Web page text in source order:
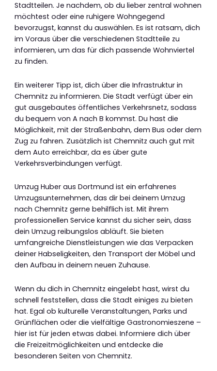
Stadtteilen. Je nachdem, ob du lieber zentral wohnen
möchtest oder eine ruhigere Wohngegend
bevorzugst, kannst du auswählen. Es ist ratsam, dich
im Voraus über die verschiedenen Stadtteile zu
informieren, um das für dich passende Wohnviertel
zu finden.
Ein weiterer Tipp ist, dich über die Infrastruktur in
Chemnitz zu informieren. Die Stadt verfügt über ein
gut ausgebautes öffentliches Verkehrsnetz, sodass
du bequem von A nach B kommst. Du hast die
Möglichkeit, mit der Straßenbahn, dem Bus oder dem
Zug zu fahren. Zusätzlich ist Chemnitz auch gut mit
dem Auto erreichbar, da es über gute
Verkehrsverbindungen verfügt.
Umzug Huber aus Dortmund ist ein erfahrenes
Umzugsunternehmen, das dir bei deinem Umzug
nach Chemnitz gerne behilflich ist. Mit ihrem
professionellen Service kannst du sicher sein, dass
dein Umzug reibungslos abläuft. Sie bieten
umfangreiche Dienstleistungen wie das Verpacken
deiner Habseligkeiten, den Transport der Möbel und
den Aufbau in deinem neuen Zuhause.
Wenn du dich in Chemnitz eingelebt hast, wirst du
schnell feststellen, dass die Stadt einiges zu bieten
hat. Egal ob kulturelle Veranstaltungen, Parks und
Grünflächen oder die vielfältige Gastronomieszene –
hier ist für jeden etwas dabei. Informiere dich über
die Freizeitmöglichkeiten und entdecke die
besonderen Seiten von Chemnitz.